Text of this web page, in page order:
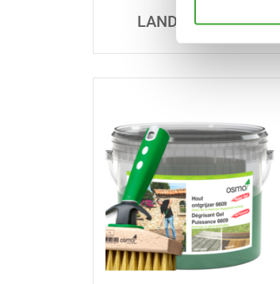
LANDHUISVERF